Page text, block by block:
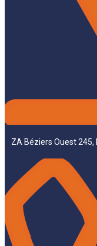
ZA Béziers Ouest 245,